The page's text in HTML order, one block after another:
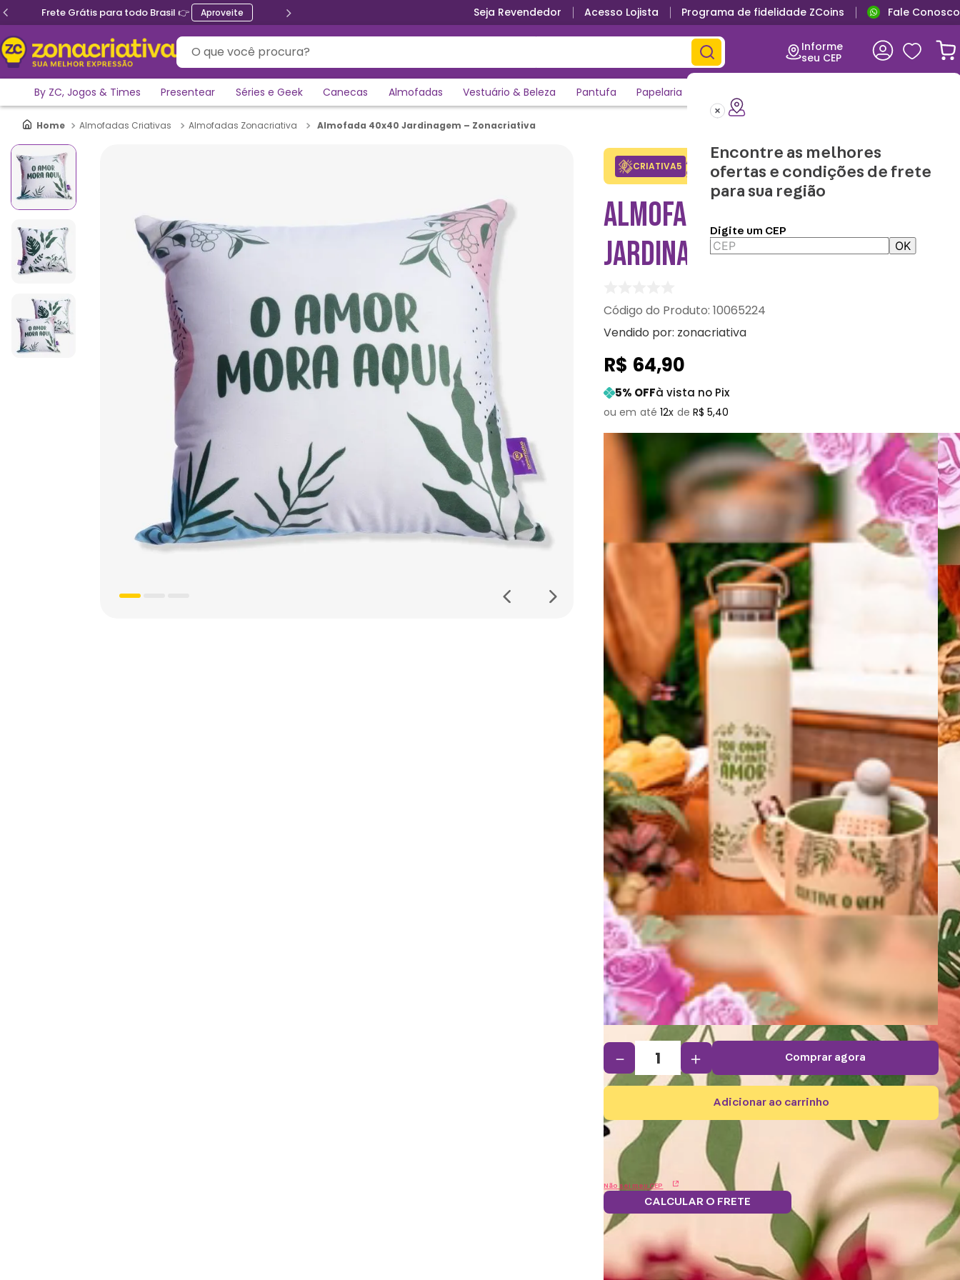
Ganhe 5% de desconto no PIX Parcele em até 12x sem juros Primeira troca grátis
Seja Revendedor Acesso Lojista Programa de fidelidade ZCoins Fale Conosco
O que você procura?
Informe
seu CEP
Encontre as melhores
ofertas e condições de frete
para sua região
Digite um CEP
OK
By ZC, Jogos & Times Presentear Séries e Geek Canecas Almofadas Vestuário & Beleza Pantufa Papelaria
Almofadas Criativas Almofadas Zonacriativa Almofada 40x40 Jardinagem – Zonacriativa
CRIATIVA5 Adicione o cupom no carrinho e
ganhe desconto na 1a compra.
Copiar
ALMOFADA 40X40
JARDINAGEM – ZONACRIATIVA
:10065224
Vendido por: zonacriativa
R$ 64,90
5% OFFà vista no Pix
12 R$ 5,40
＋
－ comprar agora
adicionar ao carrinho
Não sei meu CEP
CALCULAR O FRETE